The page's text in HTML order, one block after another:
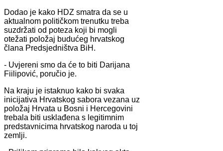
Dodao je kako HDZ smatra da se u
aktualnom političkom trenutku treba
suzdržati od poteza koji bi mogli
otežati položaj budućeg hrvatskog
člana Predsjedništva BiH.
- Uvjereni smo da će to biti Darijana
Fiilipović, poručio je.
Na kraju je istaknuo kako bi svaka
inicijativa Hrvatskog sabora vezana uz
položaj Hrvata u Bosni i Hercegovini
trebala biti usklađena s legitimnim
predstavnicima hrvatskog naroda u toj
zemlji.